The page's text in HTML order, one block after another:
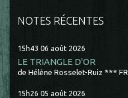
NOTES RÉCENTES
15h43 06 août 2026
LE TRIANGLE D'OR
de Hélène Rosselet-Ruiz ***
15h26 05 août 2026